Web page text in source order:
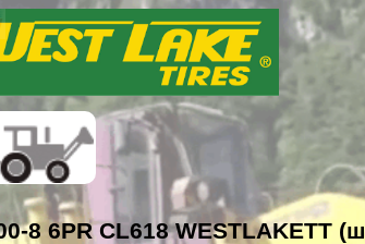
8 6PR CL618 WESTLAKETT